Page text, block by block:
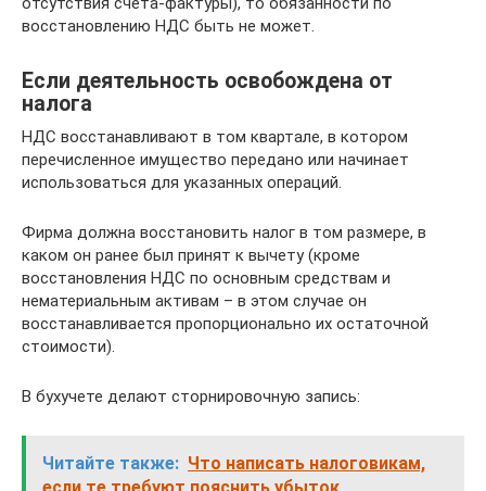
восстановлению НДС быть не может.
Если деятельность освобождена от
налога
НДС восстанавливают в том квартале, в котором
перечисленное имущество передано или начинает
использоваться для указанных операций.
Фирма должна восстановить налог в том размере, в
каком он ранее был принят к вычету (кроме
восстановления НДС по основным средствам и
нематериальным активам – в этом случае он
восстанавливается пропорционально их остаточной
стоимости).
В бухучете делают сторнировочную запись:
Читайте также: Что написать налоговикам,